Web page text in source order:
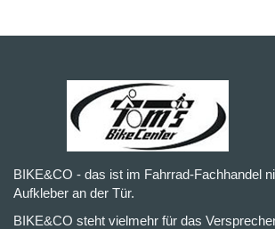
BIKE&CO - das ist im Fahrrad-Fachhandel
Aufkleber an der Tür.
BIKE&CO steht vielmehr für das